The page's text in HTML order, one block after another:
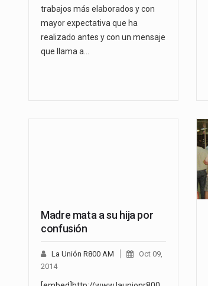
trabajos más elaborados y con
mayor expectativa que ha
realizado antes y con un mensaje
que llama a…
Madre mata a su hija por
confusión
La Unión R800 AM
Oct 09,
2014